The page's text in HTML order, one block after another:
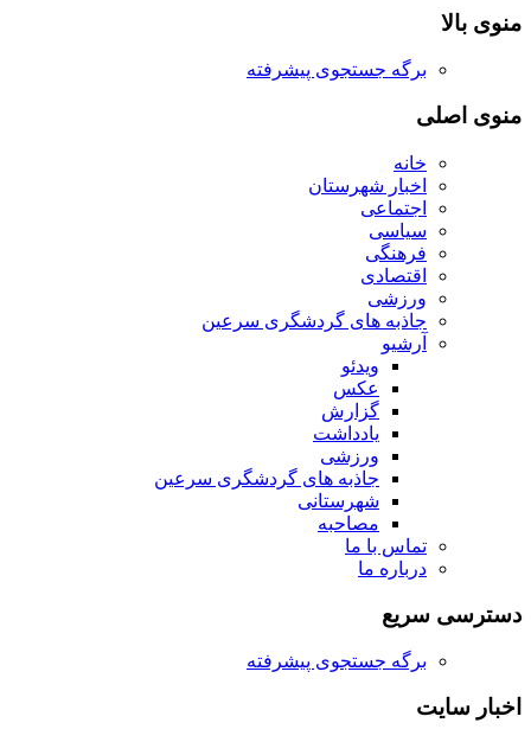
منوی بالا
برگه جستجوی پیشرفته
منوی اصلی
خانه
اخبار شهرستان
اجتماعی
سیاسی
فرهنگی
اقتصادی
ورزشی
جاذبه های گردشگری سرعین
آرشیو
ویدئو
عکس
گزارش
یادداشت
ورزشی
جاذبه های گردشگری سرعین
شهرستانی
مصاحبه
تماس با ما
درباره ما
دسترسی سریع
برگه جستجوی پیشرفته
اخبار سایت